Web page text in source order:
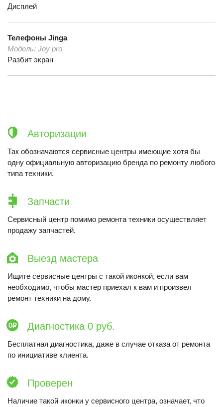
Дисплей
Телефоны Jinga
Модель: Joy pro
Разбит экран
Авторизации
Так обозначаются сервисные центры имеющие хотя бы
одну официальную авторизацию бренда по ремонту любого
типа техники.
Запчасти
Сервисный центр помимо ремонта техники осуществляет
продажу запчастей.
Выезд мастера
Ищите сервисные центры с такой иконкой, если вам
необходимо, чтобы мастер приехал к вам и произвел
ремонт техники на дому.
Диагностика 0 руб.
Бесплатная диагностика, даже в случае отказа от ремонта
по инициативе клиента.
Проверен
Наличие такой иконки у сервисного центра, означает, что